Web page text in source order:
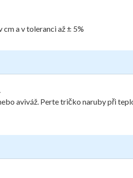
a v toleranci až ± 5%
aviváž. Perte tričko naruby při